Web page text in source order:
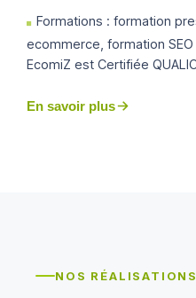
Formations : formation
ecommerce, formation
EcomiZ est Certifiée
En savoir plus
NOS